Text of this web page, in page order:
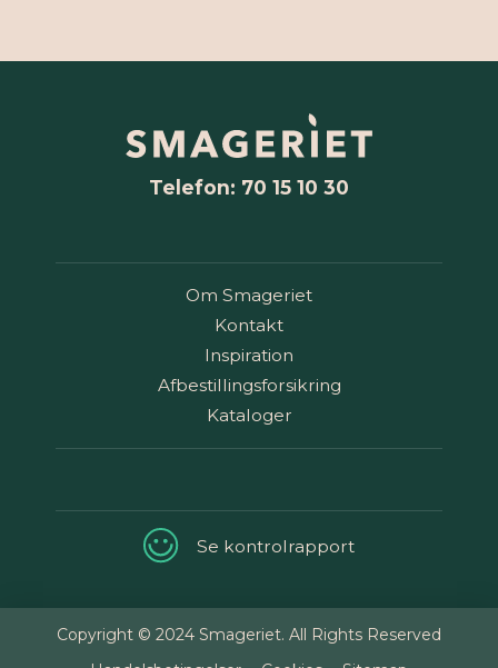
Telefon: 70 15 10 30
Om Smageriet
Kontakt
Inspiration
Afbestillingsforsikring
Kataloger
Se kontrolrapport
Copyright © 2024 Smageriet. All Rights Reserved